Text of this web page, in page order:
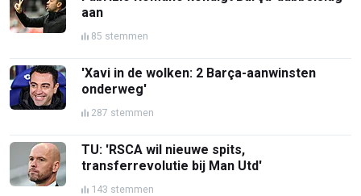
aan
85 stemmen
'Xavi in de wolken: 2 Barça-aanwinsten
onderweg'
287 stemmen
TU: 'RSCA wil nieuwe spits,
transferrevolutie bij Man Utd'
143 stemmen